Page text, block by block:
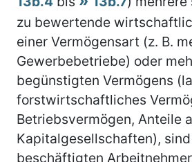
zu bewertende
einer Vermögensart (z. B.
Gewerbebetriebe) oder
begünstigten Vermögens
forstwirtschaftliches
Betriebsvermögen, Anteile
Kapitalgesellschaften),
beschäftigten